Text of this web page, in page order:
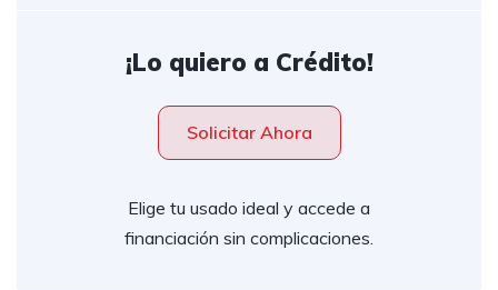
¡Lo quiero a Crédito!
Solicitar Ahora
Elige tu usado ideal y accede a
financiación sin complicaciones.